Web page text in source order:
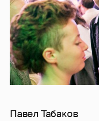
Павел Табаков